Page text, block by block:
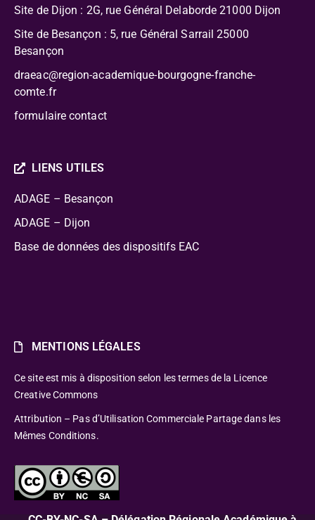
Site de Dijon : 2G, rue Général Delaborde 21000 Dijon
Site de Besançon : 5, rue Général Sarrail 25000
Besançon
draeac@region-academique-bourgogne-franche-
comte.fr
formulaire contact
LIENS UTILES
ADAGE – Besançon
ADAGE – Dijon
Base de données des dispositifs EAC
MENTIONS LÉGALES
Ce site est mis à disposition selon les termes de la Licence
Creative Commons
Attribution – Pas d’Utilisation Commerciale Partage dans les
Mêmes Conditions.